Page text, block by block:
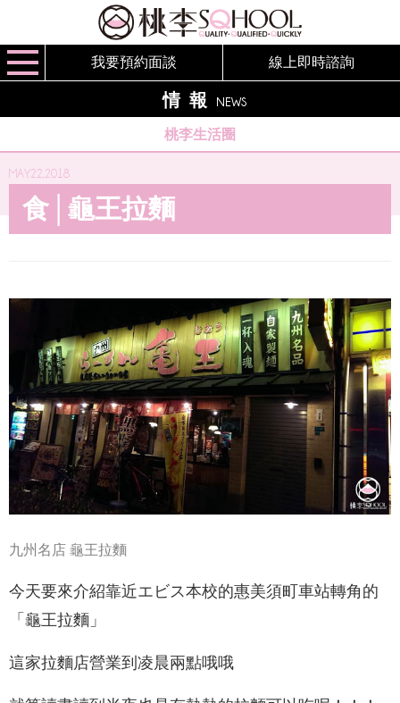
我要預約面談 線上即時諮詢
情報 NEWS
桃李生活圈
MAY.22,2018
食│龜王拉麵
九州名店 龜王拉麵
今天要來介紹靠近エビス本校的惠美須町車站轉角的
「龜王拉麵」
這家拉麵店營業到凌晨兩點哦哦